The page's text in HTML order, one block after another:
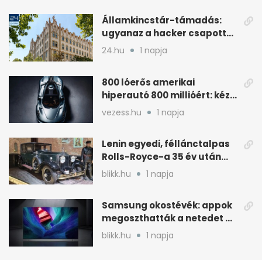
Államkincstár-támadás:
ugyanaz a hacker csapott
le, mint Romániában
24.hu 1 napja
800 lóerős amerikai
hiperautó 800 millióért: kézi
váltóval jön
vezess.hu 1 napja
Lenin egyedi, féllánctalpas
Rolls-Royce-a 35 év után
kijött a garázsból
blikk.hu 1 napja
Samsung okostévék: appok
megoszthatták a netedet a
tudtod nélkül
blikk.hu 1 napja